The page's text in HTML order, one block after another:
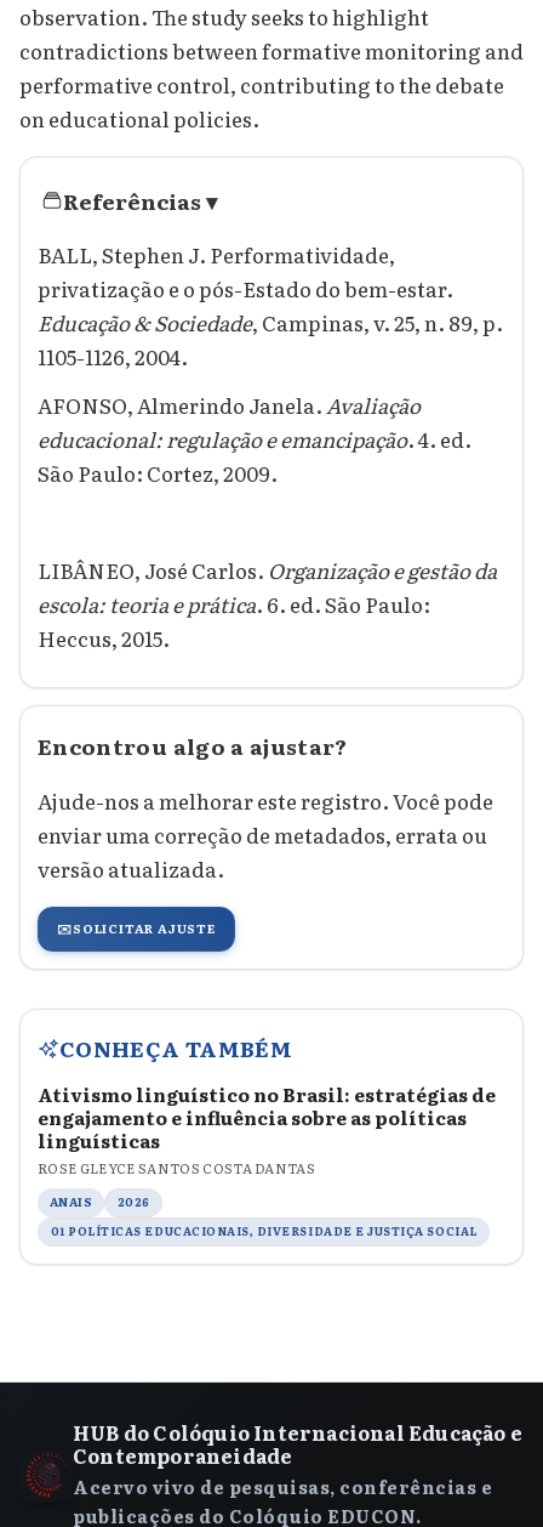
observation. The study seeks to highlight
contradictions between formative monitoring and
performative control, contributing to the debate
on educational policies.
Referências▾
BALL, Stephen J. Performatividade,
privatização e o pós-Estado do bem-estar.
Educação & Sociedade, Campinas, v. 25, n. 89, p.
1105-1126, 2004.
AFONSO, Almerindo Janela.Avaliação
educacional: regulação e emancipação. 4. ed.
São Paulo: Cortez, 2009.
LIBÂNEO, José Carlos. Organização e gestão da
escola: teoria e prática. 6. ed. São Paulo:
Heccus, 2015.
Encontrou algo a ajustar?
Ajude-nos a melhorar este registro. Você pode
enviar uma correção de metadados, errata ou
versão atualizada.
✉️SOLICITAR AJUSTE
CONHEÇA TAMBÉM
Ativismo linguístico no Brasil: estratégias de
engajamento e influência sobre as políticas
linguísticas
ROSE GLEYCE SANTOS COSTA DANTAS
ANAIS
2026
01 POLÍTICAS EDUCACIONAIS, DIVERSIDADE E JUSTIÇA SOCIAL
HUB do Colóquio Internacional Educação e
Contemporaneidade
Acervo vivo de pesquisas, conferências e
publicações do Colóquio EDUCON.